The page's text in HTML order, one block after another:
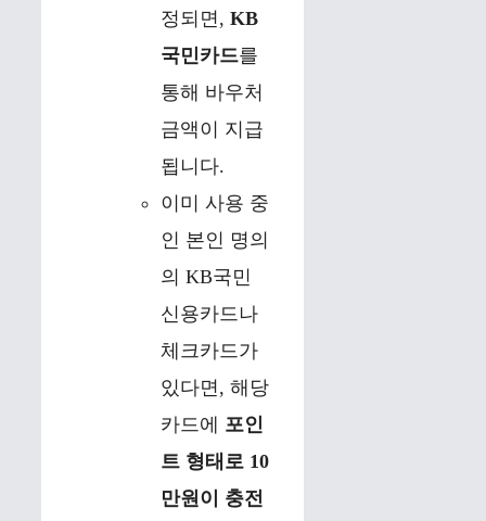
정되면, KB
국민카드를
통해 바우처
금액이 지급
됩니다.
이미 사용 중
인 본인 명의
의 KB국민
신용카드나
체크카드가
있다면, 해당
카드에 포인
트 형태로 10
만원이 충전